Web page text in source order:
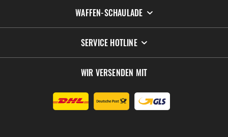
WAFFEN-SCHAULADE
SERVICE HOTLINE
WIR VERSENDEN MIT